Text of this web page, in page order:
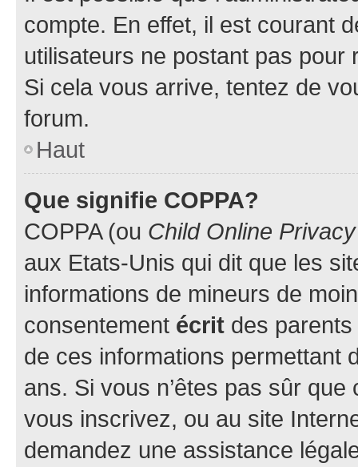
compte. En effet, il est courant
utilisateurs ne postant pas pour
Si cela vous arrive, tentez de
forum.
Haut
Que signifie COPPA?
COPPA (ou Child Online
aux Etats-Unis qui dit que les
informations de mineurs de
consentement écrit des parents
de ces informations permettant
ans. Si vous n’êtes pas sûr
vous inscrivez, ou au site
demandez une assistance